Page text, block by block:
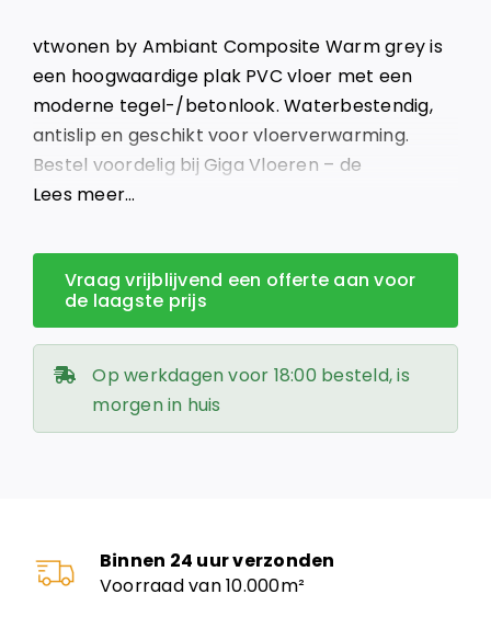
€ 42,95.
€ 36,51.
vtwonen by Ambiant Composite Warm grey is
een hoogwaardige plak PVC vloer met een
moderne tegel-/betonlook. Waterbestendig,
antislip en geschikt voor vloerverwarming.
Bestel voordelig bij Giga Vloeren – de
voordeligste vloerenleverancier van Nederland!
Lees meer…
Vraag vrijblijvend een offerte aan voor
de laagste prijs
Op werkdagen voor 18:00 besteld, is
morgen in huis
Binnen 24 uur verzonden
Voorraad van 10.000m²